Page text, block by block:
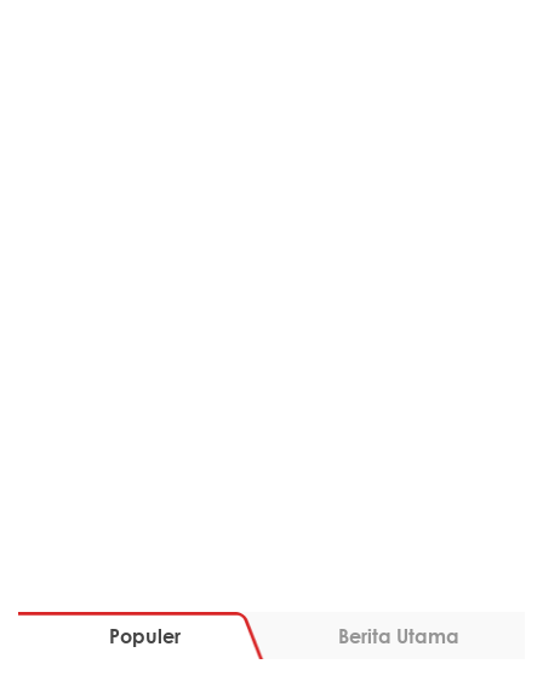
Populer Berita Utama